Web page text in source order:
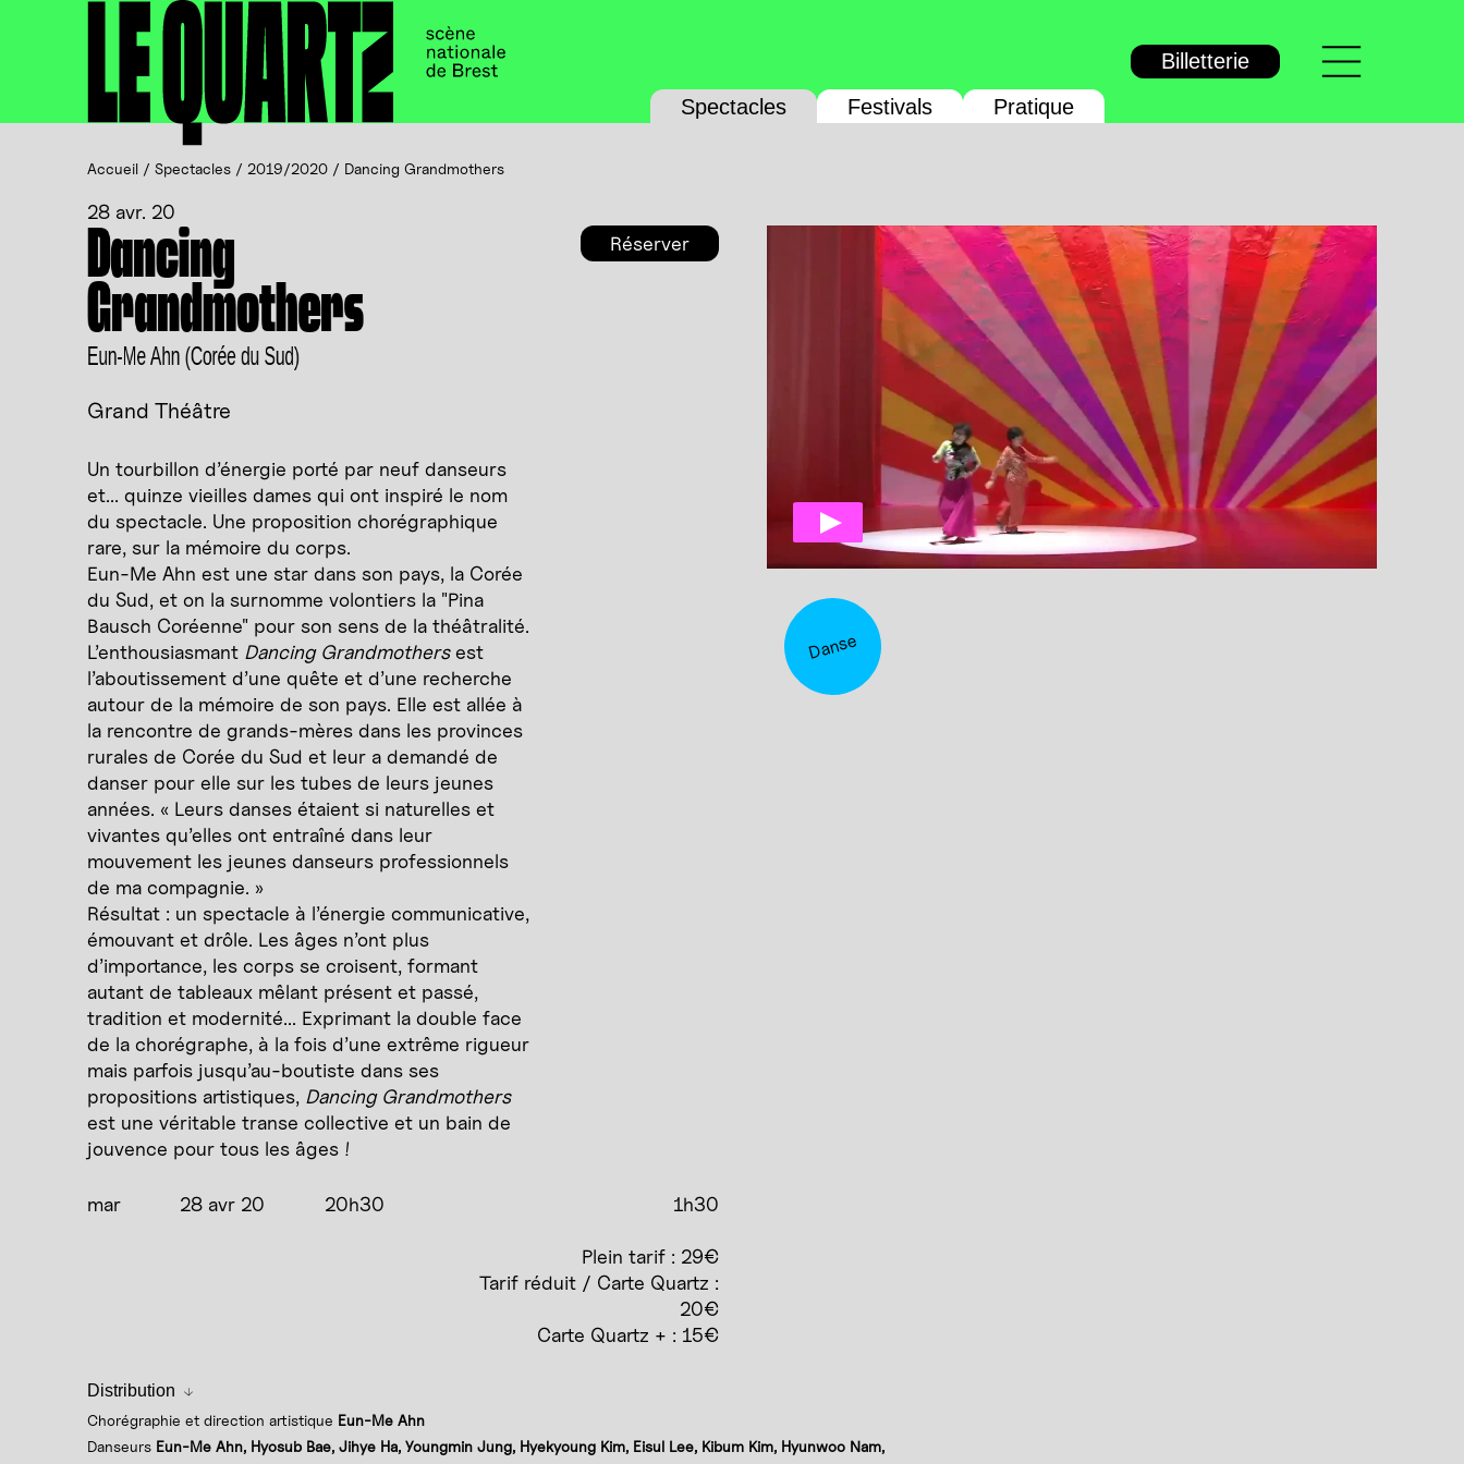
Panneau de gestion des cookies
Spectacles Festivals Pratique
Billetterie
Menu
Accueil / Spectacles / 2019/2020 / Dancing Grandmothers
28 avr. 20
Danse
Dancing
Grandmothers
Eun-Me Ahn (Corée du Sud)
Grand Théâtre
Un tourbillon d’énergie porté par neuf danseurs
et... quinze vieilles dames qui ont inspiré le nom
du spectacle. Une proposition chorégraphique
rare, sur la mémoire du corps.
Eun-Me Ahn est une star dans son pays, la Corée
du Sud, et on la surnomme volontiers la "Pina
Bausch Coréenne" pour son sens de la théâtralité.
L’enthousiasmant Dancing Grandmothersest
l’aboutissement d’une quête et d’une recherche
autour de la mémoire de son pays. Elle est allée à
la rencontre de grands-mères dans les provinces
rurales de Corée du Sud et leur a demandé de
danser pour elle sur les tubes de leurs jeunes
années. « Leurs danses étaient si naturelles et
vivantes qu’elles ont entraîné dans leur
mouvement les jeunes danseurs professionnels
de ma compagnie. »
Résultat : un spectacle à l’énergie communicative,
émouvant et drôle. Les âges n’ont plus
d’importance, les corps se croisent, formant
autant de tableaux mêlant présent et passé,
tradition et modernité... Exprimant la double face
de la chorégraphe, à la fois d’une extrême rigueur
mais parfois jusqu’au-boutiste dans ses
propositions artistiques, Dancing Grandmothers
est une véritable transe collective et un bain de
jouvence pour tous les âges !
Réserver
mar 28 avr 20 20h30 1h30
Plein tarif : 29€
Tarif réduit / Carte Quartz :
20€
Carte Quartz + : 15€
Distribution
Chorégraphie et direction artistique Eun-Me Ahn
Danseurs Eun-Me Ahn, Hyosub Bae, Jihye Ha, Youngmin Jung, Hyekyoung Kim, Eisul Lee, Kibum Kim, Hyunwoo Nam,